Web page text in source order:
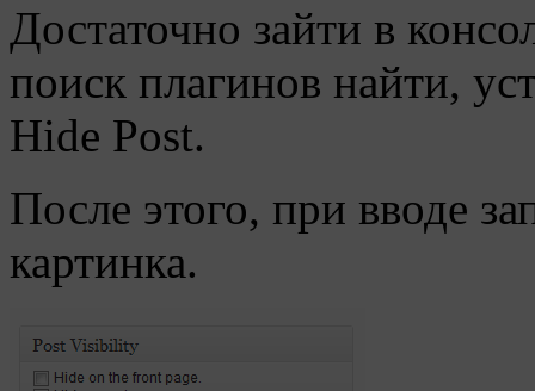
Достаточно зайти в
поиск плагинов найти,
Hide Post.
После этого, при вводе
картинка.